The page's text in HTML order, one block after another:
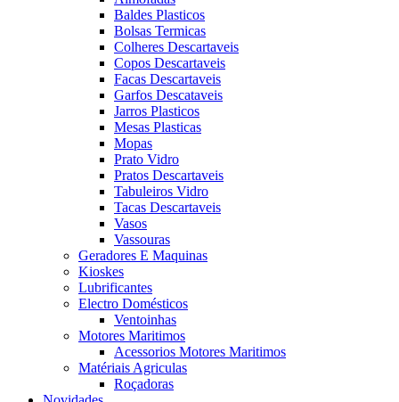
Baldes Plasticos
Bolsas Termicas
Colheres Descartaveis
Copos Descartaveis
Facas Descartaveis
Garfos Descataveis
Jarros Plasticos
Mesas Plasticas
Mopas
Prato Vidro
Pratos Descartaveis
Tabuleiros Vidro
Tacas Descartaveis
Vasos
Vassouras
Geradores E Maquinas
Kioskes
Lubrificantes
Electro Domésticos
Ventoinhas
Motores Maritimos
Acessorios Motores Maritimos
Matériais Agriculas
Roçadoras